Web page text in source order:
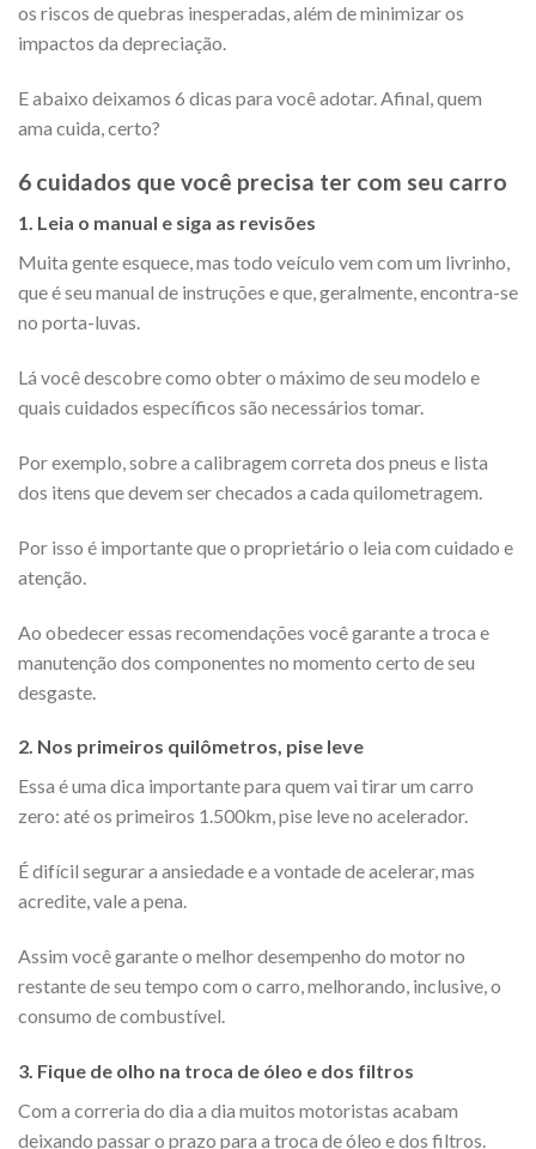
os riscos de quebras inesperadas, além de minimizar os
impactos da depreciação.
E abaixo deixamos 6 dicas para você adotar. Afinal, quem
ama cuida, certo?
6 cuidados que você precisa ter com seu carro
1. Leia o manual e siga as revisões
Muita gente esquece, mas todo veículo vem com um livrinho,
que é seu manual de instruções e que, geralmente, encontra-se
no porta-luvas.
Lá você descobre como obter o máximo de seu modelo e
quais cuidados específicos são necessários tomar.
Por exemplo, sobre a calibragem correta dos pneus e lista
dos itens que devem ser checados a cada quilometragem.
Por isso é importante que o proprietário o leia com cuidado e
atenção.
Ao obedecer essas recomendações você garante a troca e
manutenção dos componentes no momento certo de seu
desgaste.
2. Nos primeiros quilômetros, pise leve
Essa é uma dica importante para quem vai tirar um carro
zero: até os primeiros 1.500km, pise leve no acelerador.
É difícil segurar a ansiedade e a vontade de acelerar, mas
acredite, vale a pena.
Assim você garante o melhor desempenho do motor no
restante de seu tempo com o carro, melhorando, inclusive, o
consumo de combustível.
3. Fique de olho na troca de óleo e dos filtros
Com a correria do dia a dia muitos motoristas acabam
deixando passar o prazo para a troca de óleo e dos filtros.